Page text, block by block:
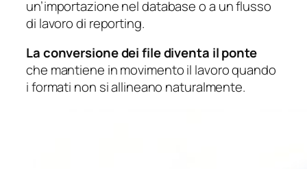
un’importazione nel database o a un flusso
di lavoro di reporting.
La conversione dei file diventa il ponte
che mantiene in movimento il lavoro quando
i formati non si allineano naturalmente.